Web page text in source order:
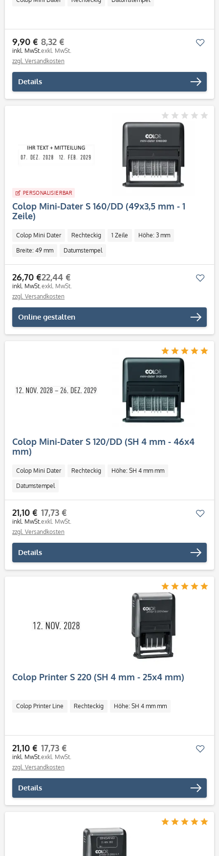
9,90 €
inkl. MwSt.
8,32 €
exkl. MwSt.
zzgl. Versandkosten
Details
PERSONALISIERBAR
Colop Mini-Dater S 160/DD (49x3,5 mm - 1
Zeile)
Colop Mini Dater Rechteckig 1 Zeile Höhe: 3 mm
Breite: 49 mm Datumstempel
26,70 €
inkl. MwSt.
22,44 €
exkl. MwSt.
zzgl. Versandkosten
Online gestalten
Colop Mini-Dater S 120/DD (SH 4 mm - 46x4
mm)
Colop Mini Dater Rechteckig Höhe: SH 4 mm mm
Datumstempel
21,10 €
inkl. MwSt.
17,73 €
exkl. MwSt.
zzgl. Versandkosten
Details
Colop Printer S 220 (SH 4 mm - 25x4 mm)
Colop Printer Line Rechteckig Höhe: SH 4 mm mm
21,10 €
inkl. MwSt.
17,73 €
exkl. MwSt.
zzgl. Versandkosten
Details